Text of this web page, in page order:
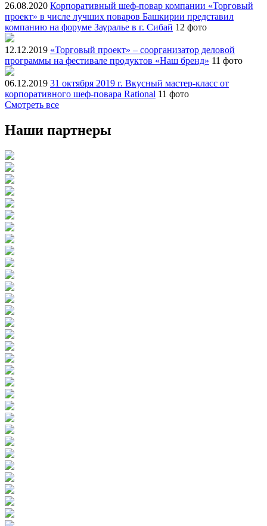
26.08.2020 Корпоративный шеф-повар компании «Торговый
проект» в числе лучших поваров Башкирии представил
компанию на форуме Зауралье в г. Сибай 12 фото
12.12.2019 «Торговый проект» – соорганизатор деловой
программы на фестивале продуктов «Наш бренд» 11 фото
06.12.2019 31 октября 2019 г. Вкусный мастер-класс от
корпоративного шеф-повара Rational 11 фото
Смотреть все
Наши партнеры